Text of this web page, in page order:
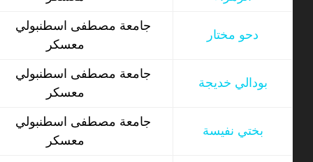
جامعة مصطفى اسطنبولي
دحو مختار
جامعة مصطفى اسطنبولي
بودالي خديجة
جامعة مصطفى اسطنبولي
بختي نفيسة